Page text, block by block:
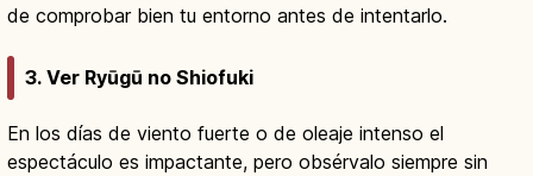
de comprobar bien tu entorno antes de intentarlo.
3. Ver Ryūgū no Shiofuki
En los días de viento fuerte o de oleaje intenso el
espectáculo es impactante, pero obsérvalo siempre sin